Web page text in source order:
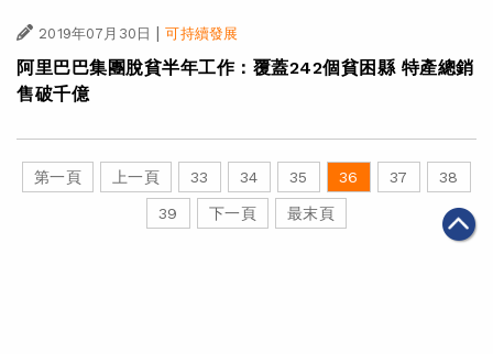
2019年07月30日 | 可持續發展
阿里巴巴集團脫貧半年工作：覆蓋242個貧困縣 特產總銷
售破千億
第一頁 上一頁 33 34 35 36 37 38
39 下一頁 最末頁